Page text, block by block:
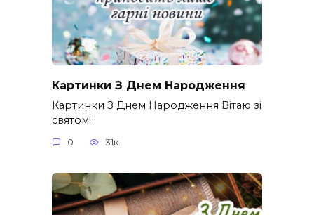
Картинки З Днем Народження
Картинки З Днем Народження Вітаю зі
святом!
0 31к.